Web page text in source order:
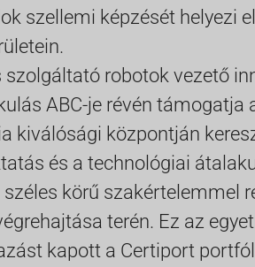
szellemi képzését helyezi
robotok vezető
ABC-je révén támogatja
kiválósági központján
és a technológiai
körű szakértelemmel
terén. Ez az
kapott a Certiport